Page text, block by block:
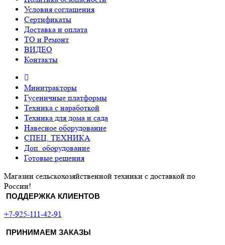
Условия соглашения
Сертификаты
Доставка и оплата
ТО и Ремонт
ВИДЕО
Контакты
Минитракторы
Гусеничные платформы
Техника с наработкой
Техника для дома и сада
Навесное оборудование
СПЕЦ. ТЕХНИКА
Доп. оборудование
Готовые решения
Магазин сельскохозяйственной техники с доставкой по
России!
ПОДДЕРЖКА КЛИЕНТОВ
+7-925-111-42-91
ПРИНИМАЕМ ЗАКАЗЫ